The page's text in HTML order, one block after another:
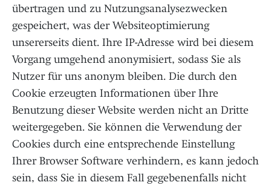
übertragen und zu Nutzungsanalysezwecken
gespeichert, was der Websiteoptimierung
unsererseits dient. Ihre IP-Adresse wird bei diesem
Vorgang umge­hend anony­mi­siert, sodass Sie als
Nutzer für uns anonym bleiben. Die durch den
Cookie erzeugten Informationen über Ihre
Benutzung dieser Website werden nicht an Dritte
weitergegeben. Sie können die Verwendung der
Cookies durch eine entsprechende Einstellung
Ihrer Browser Software verhindern, es kann jedoch
sein, dass Sie in diesem Fall gegebenenfalls nicht